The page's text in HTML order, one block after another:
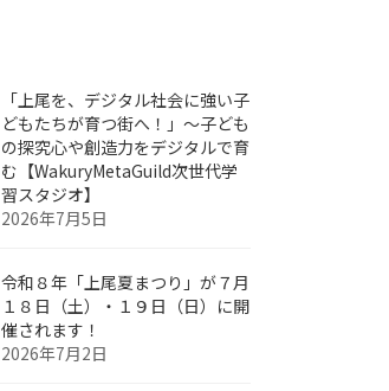
「上尾を、デジタル社会に強い子
どもたちが育つ街へ！」〜子ども
の探究心や創造力をデジタルで育
む【WakuryMetaGuild次世代学
習スタジオ】
2026年7月5日
令和８年「上尾夏まつり」が７月
１８日（土）・１９日（日）に開
催されます！
2026年7月2日